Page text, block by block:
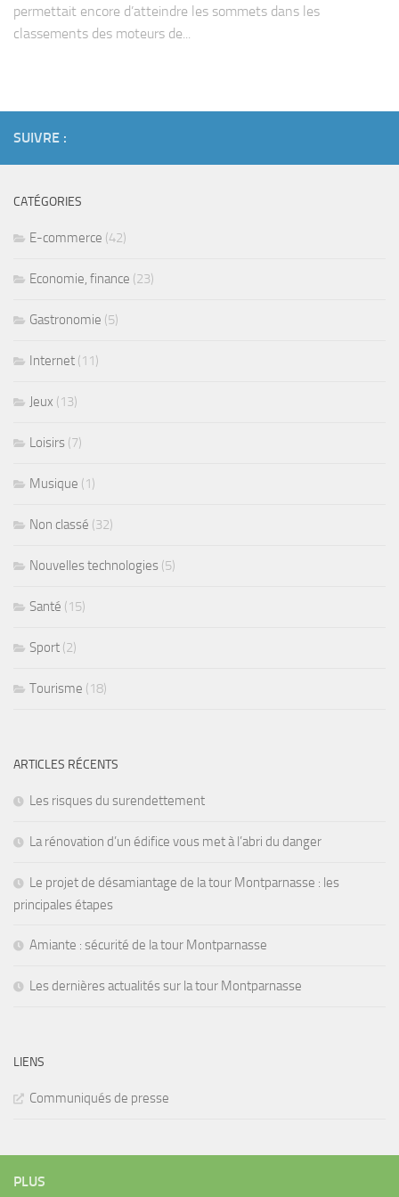
permettait encore d’atteindre les sommets dans les
classements des moteurs de...
SUIVRE :
CATÉGORIES
E-commerce (42)
Economie, finance (23)
Gastronomie (5)
Internet (11)
Jeux (13)
Loisirs (7)
Musique (1)
Non classé (32)
Nouvelles technologies (5)
Santé (15)
Sport (2)
Tourisme (18)
ARTICLES RÉCENTS
Les risques du surendettement
La rénovation d’un édifice vous met à l’abri du danger
Le projet de désamiantage de la tour Montparnasse : les
principales étapes
Amiante : sécurité de la tour Montparnasse
Les dernières actualités sur la tour Montparnasse
LIENS
Communiqués de presse
PLUS